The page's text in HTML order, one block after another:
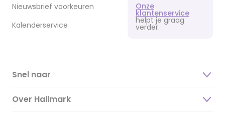
Nieuwsbrief voorkeuren
Kalenderservice
Onze
klantenservice
helpt je graag
verder.
Snel naar
Over Hallmark